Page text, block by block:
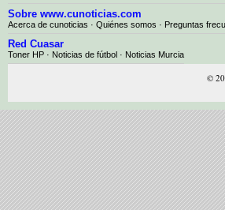
Sobre www.cunoticias.com
Acerca de cunoticias · Quiénes somos · Preguntas
Red Cuasar
Toner HP · Noticias de fútbol · Noticias Murcia
©